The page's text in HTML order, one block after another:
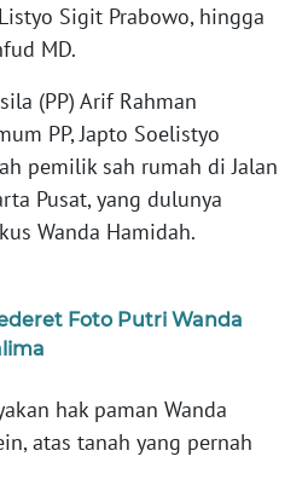
Sigit Prabowo, hingga
MD.
(PP) Arif Rahman
PP, Japto Soelistyo
pemilik sah rumah di Jalan
Pusat, yang dulunya
Wanda Hamidah.
Foto Putri Wanda
hak paman Wanda
atas tanah yang pernah